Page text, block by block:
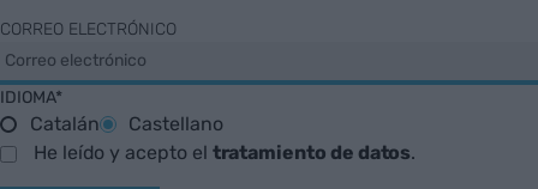
CORREO ELECTRÓNICO
IDIOMA*
Catalán
Castellano
He leído y acepto el tratamiento de datos.